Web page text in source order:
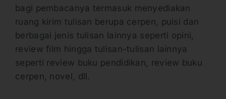
bagi pembacanya termasuk menyediakan
ruang kirim tulisan berupa cerpen, puisi dan
berbagai jenis tulisan lainnya seperti opini,
review film hingga tulisan-tulisan lainnya
seperti review buku pendidikan, review buku
cerpen, novel, dll.